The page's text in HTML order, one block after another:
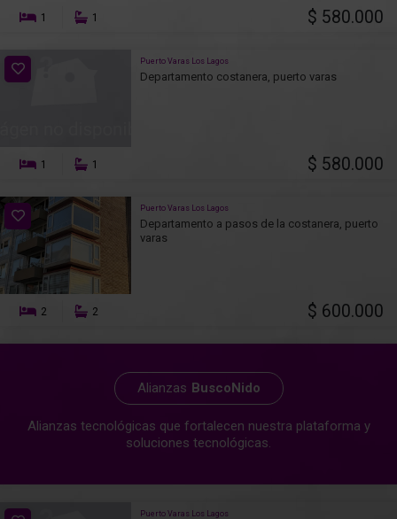
1 1 $ 580.000
Puerto Varas Los Lagos
Departamento costanera, puerto varas
1 1 $ 580.000
Puerto Varas Los Lagos
Departamento a pasos de la costanera, puerto
varas
2 2 $ 600.000
Alianzas BuscoNido
Alianzas tecnológicas que fortalecen nuestra plataforma y
soluciones tecnológicas.
Puerto Varas Los Lagos